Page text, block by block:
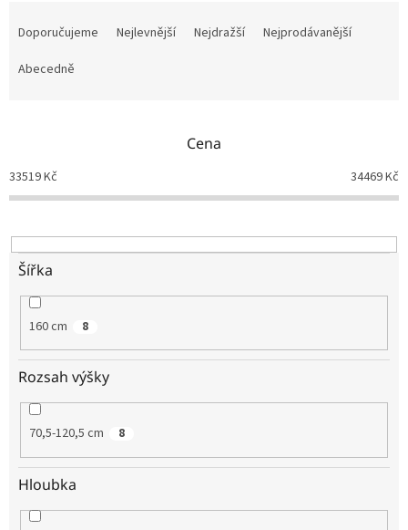
o
d
k
t
ů
Doporučujeme Nejlevnější Nejdražší
Nejprodávanější
Abecedně
Cena
33519Kč 34469Kč
Šířka
160 cm 8
Rozsah výšky
70,5-120,5 cm 8
Hloubka